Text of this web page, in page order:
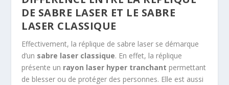
DE SABRE LASER ET LE SABRE
LASER CLASSIQUE
Effectivement, la réplique de sabre laser se démarque
d’un sabre laser classique. En effet, la réplique
présente un rayon laser hyper tranchant permettant
de blesser ou de protéger des personnes. Elle est aussi